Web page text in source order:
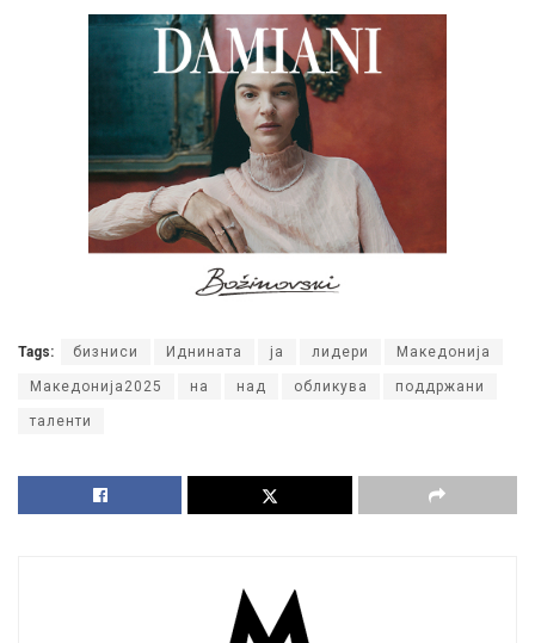
Tags: бизниси Иднината ја лидери Македонија
Македонија2025 на над обликува поддржани
таленти